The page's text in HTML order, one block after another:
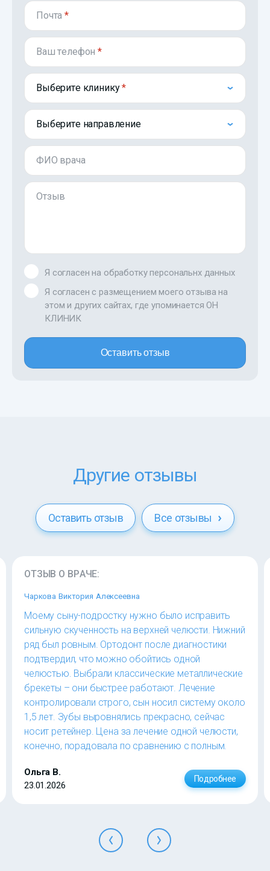
Почта*
Ваш телефон*
Выберите клинику
Выберите направление
ФИО врача
Отзыв
Я согласен на обработку персональнх данных
Я согласен с размещением моего отзыва на
этом и других сайтах, где упоминается ОН
КЛИНИК
Оставить отзыв
Другие отзывы
Оставить отзыв Все отзывы
ОТЗЫВ О ВРАЧЕ:
Чаркова Виктория Алексеевна
Моему сыну-подростку нужно было исправить
сильную скученность на верхней челюсти. Нижний
ряд был ровным. Ортодонт после диагностики
подтвердил, что можно обойтись одной
челюстью. Выбрали классические металлические
брекеты – они быстрее работают. Лечение
контролировали строго, сын носил систему около
1,5 лет. Зубы выровнялись прекрасно, сейчас
носит ретейнер. Цена за лечение одной челюсти,
конечно, порадовала по сравнению с полным.
Ольга В.
23.01.2026
Подробнее